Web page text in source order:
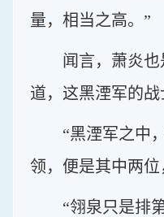
量，相当之高。”
闻言，萧炎
道，这黑湮军的
“黑湮军之中
领，便是其中两位
“翎泉只是排